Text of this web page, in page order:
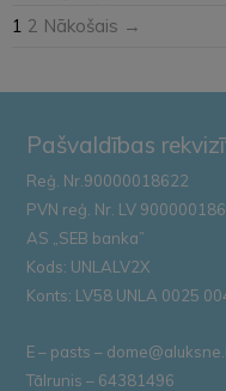
1 2 Nākošais →
Pašvaldības
Reģ. Nr.90000018622
PVN reģ. Nr. LV
AS „SEB banka”
Kods: UNLALV2X
Konts: LV58 UNLA 0025
E – pasts –
Tālrunis – 64381496